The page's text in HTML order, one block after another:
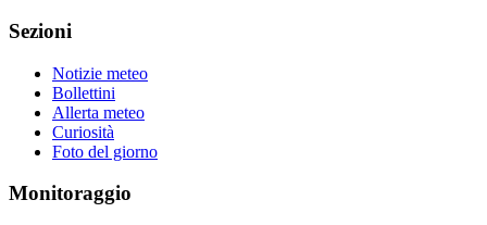
Sezioni
Notizie meteo
Bollettini
Allerta meteo
Curiosità
Foto del giorno
Monitoraggio